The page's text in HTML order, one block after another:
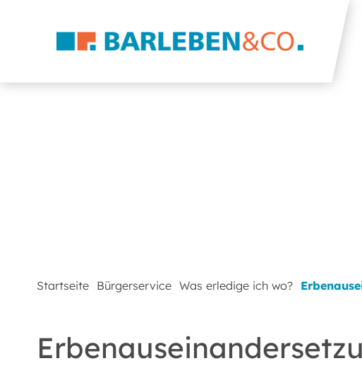
Startseite Bürgerservice Was erledige ich wo?